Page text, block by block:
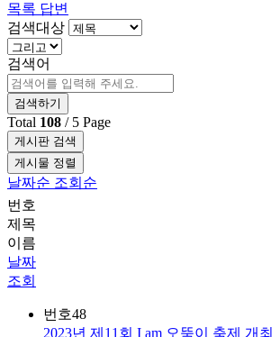
목록 답변
검색대상
검색어
검색하기
Total 108 / 5 Page
게시판 검색
게시물 정렬
날짜순 조회순
번호
제목
이름
날짜
조회
번호48
2023년 제11회 I am 오뚝이 축제 개최